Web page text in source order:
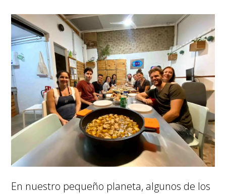
En nuestro pequeño planeta, algunos de los